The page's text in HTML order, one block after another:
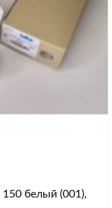
белый (001),